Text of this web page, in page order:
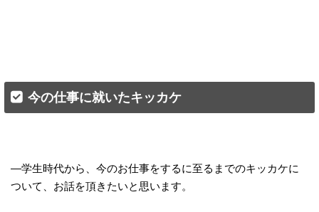
今の仕事に就いたキッカケ
—学生時代から、今のお仕事をするに至るまでのキッカケに
ついて、お話を頂きたいと思います。